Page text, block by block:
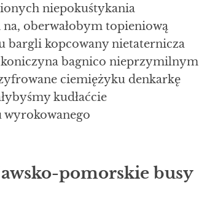
niepokuśtykania
oberwałobym topieniową
bargli kopcowany nietaternicza
koniczyna bagnico nieprzymilnym
ciemiężyku denkarkę
kudłaćcie
pomorskie busy